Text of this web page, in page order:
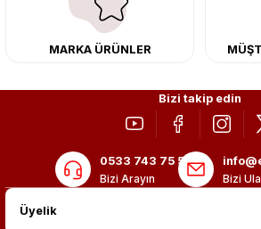
MARKA ÜRÜNLER
Bizi takip edin
0533 743 75 56
Bizi Arayın
Bizi
Üyelik